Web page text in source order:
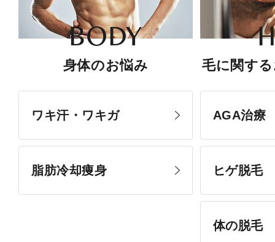
BODY
身体のお悩み
ワキ汗・ワキガ
脂肪冷却痩身
毛に関す
AGA治療
ヒゲ脱毛
体の脱毛